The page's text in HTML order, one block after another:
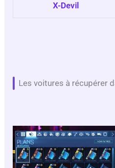
X-Devil
Les voitures à récupérer